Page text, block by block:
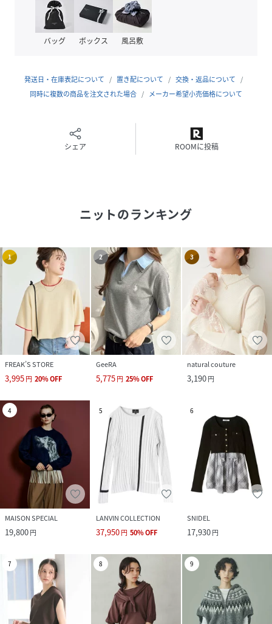
＠notch._official
性別タイプ レディース
素材 ナイロン87% ポリエステル13%
クリーニング
バッグ ボックス 風呂敷
発送日・在庫表記について 置き配について
交換・返品について
同時に複数の商品を注文された場合
メーカー希望小売価格について
シェア ROOMに投稿
ニットのランキング
1
FREAK’S STORE
3,995円 20%OFF
2
GeeRA
5,775円 25%OFF
3
natural couture
3,190円
4
MAISON SPECIAL
19,800円
5
LANVIN COLLECTION
37,950円 50%OFF
6
SNIDEL
17,930円
7 8 9